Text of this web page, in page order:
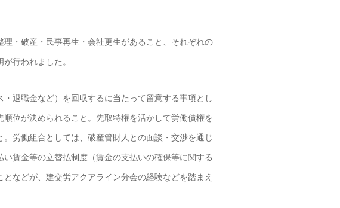
・破産・民事再生・会社更生があること、それぞれの
行われました。
退職金など）を回収するに当たって留意する事項とし
位が決められること。先取特権を活かして労働債権を
労働組合としては、破産管財人との面談・交渉を通じ
賃金等の立替払制度（賃金の支払いの確保等に関する
などが、建交労アクアライン分会の経験などを踏まえ